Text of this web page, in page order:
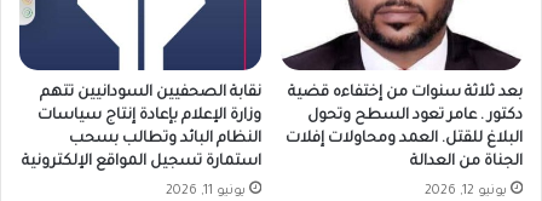
بعد ثلاثة سنوات من إختفاءه قضية
دكتور . عامر تعود السطح وتحول
البلاغ للقتل. العمد ومحاولات إفلات
الجناة من العدالة
يونيو 12, 2026
نقابة الصحفيين السودانيين تتهم
وزارة الإعلام بإعادة إنتاج سياسات
النظام البائد وتطالب بسحب
استمارة تسجيل المواقع الإلكترونية
يونيو 11, 2026